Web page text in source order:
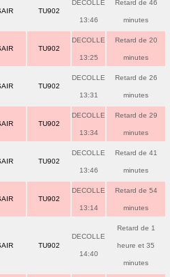
TU902
DECOLLE
13:46
Retard de 46
minutes
TU902
DECOLLE
13:25
Retard de 20
minutes
TU902
DECOLLE
13:31
Retard de 26
minutes
TU902
DECOLLE
13:34
Retard de 29
minutes
TU902
DECOLLE
13:46
Retard de 41
minutes
TU902
DECOLLE
13:14
Retard de 54
minutes
TU902
DECOLLE
14:40
Retard de 1
heure et 35
minutes